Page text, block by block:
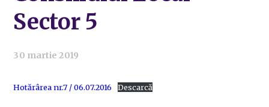
Sector 5
30 martie 2019
Hotărârea nr.7 / 06.07.2016 Descarcă